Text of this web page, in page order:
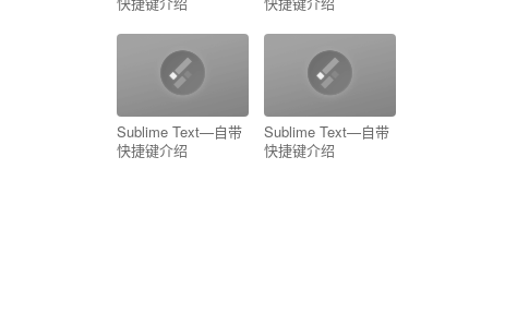
Sublime Text—自带
快捷键介绍
Sublime Text—自带
快捷键介绍